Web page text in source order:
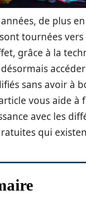
de plus
tournées vers
grâce à la
sans avoir à
vous aide à
avec les
qui